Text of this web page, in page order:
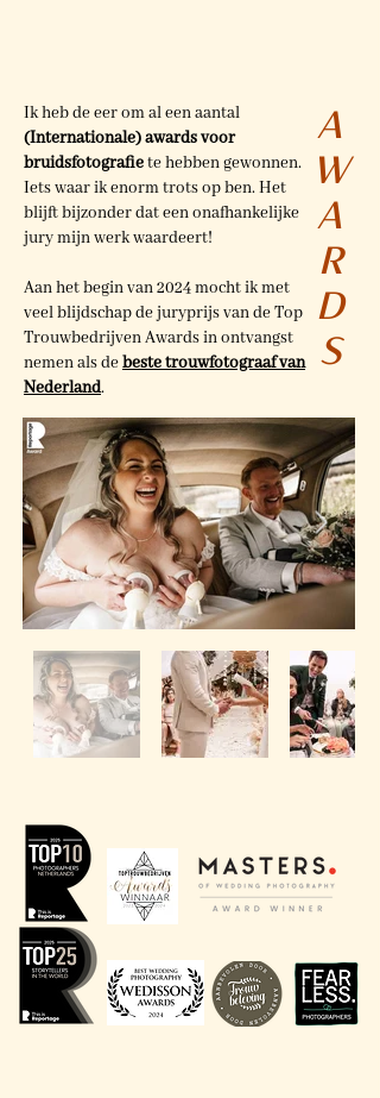
Ik heb de eer om al een aantal
(Internationale) awards voor
bruidsfotografiete hebben gewonnen.
Iets waar ik enorm trots op ben. Het
blijft bijzonder dat een onafhankelijke
jury mijn werk waardeert!
Aan het begin van 2024 mocht ik met
veel blijdschap de juryprijs van de Top
Trouwbedrijven Awards in ontvangst
nemen als debeste trouwfotograaf van
Nederland.
A
W
A
R
D
S